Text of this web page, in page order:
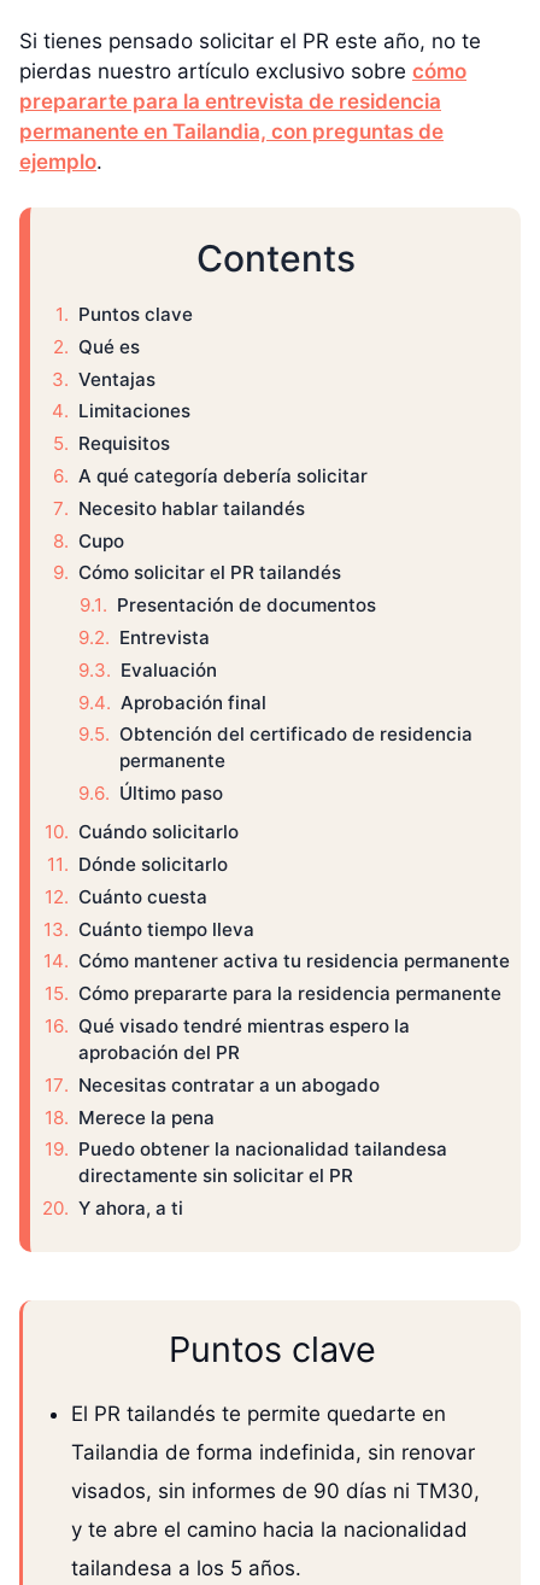
Si tienes pensado solicitar el PR este año, no te
pierdas nuestro artículo exclusivo sobre cómo
prepararte para la entrevista de residencia
permanente en Tailandia, con preguntas de
ejemplo.
Contents
Puntos clave
Qué es
Ventajas
Limitaciones
Requisitos
A qué categoría debería solicitar
Necesito hablar tailandés
Cupo
Cómo solicitar el PR tailandés
Presentación de documentos
Entrevista
Evaluación
Aprobación final
Obtención del certificado de residencia
permanente
Último paso
Cuándo solicitarlo
Dónde solicitarlo
Cuánto cuesta
Cuánto tiempo lleva
Cómo mantener activa tu residencia permanente
Cómo prepararte para la residencia permanente
Qué visado tendré mientras espero la
aprobación del PR
Necesitas contratar a un abogado
Merece la pena
Puedo obtener la nacionalidad tailandesa
directamente sin solicitar el PR
Y ahora, a ti
Puntos clave
El PR tailandés te permite quedarte en
Tailandia de forma indefinida, sin renovar
visados, sin informes de 90 días ni TM30,
y te abre el camino hacia la nacionalidad
tailandesa a los 5 años.